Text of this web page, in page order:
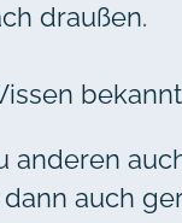
draußen.
anderen
auch